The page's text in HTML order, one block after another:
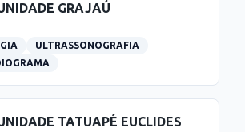
GRAJAÚ
ULTRASSONOGRAFIA
TATUAPÉ EUCLIDES